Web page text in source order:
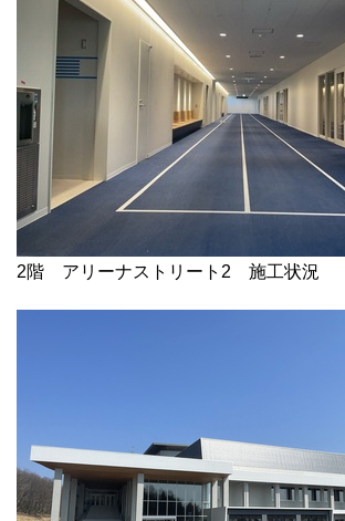
2階 アリーナストリート2 施工状況